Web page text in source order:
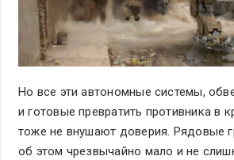
Но все эти автономные системы,
и готовые превратить противника в
тоже не внушают доверия. Рядовые
об этом чрезвычайно мало и не